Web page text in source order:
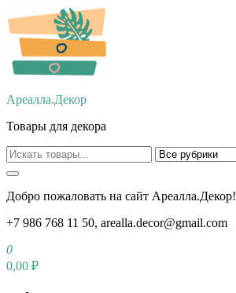
Перейти
к
содержимому
Ареалла.Декор
Товары для декора
Добро пожаловать на сайт Ареалла.Декор!
+7 986 768 11 50, arealla.decor@gmail.com
0
0,00 ₽